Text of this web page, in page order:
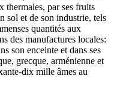
thermales, par ses fruits
sol et de son industrie, tels
quantités aux
des manufactures locales:
son enceinte et dans ses
grecque, arménienne et
dix mille âmes au